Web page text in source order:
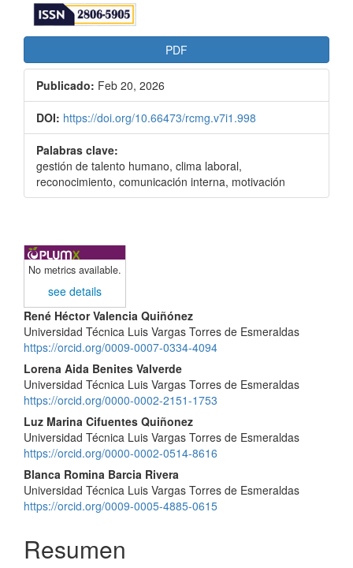
PDF
Publicado: Feb 20, 2026
DOI: https://doi.org/10.66473/rcmg.v7i1.998
Palabras clave:
gestión de talento humano, clima laboral,
reconocimiento, comunicación interna, motivación
No metrics available.
see details
Contenido
principal
del
artículo
René Héctor Valencia Quiñónez
Universidad Técnica Luis Vargas Torres de Esmeraldas
https://orcid.org/0009-0007-0334-4094
Lorena Aida Benites Valverde
Universidad Técnica Luis Vargas Torres de Esmeraldas
https://orcid.org/0000-0002-2151-1753
Luz Marina Cifuentes Quiñonez
Universidad Técnica Luis Vargas Torres de Esmeraldas
https://orcid.org/0000-0002-0514-8616
Blanca Romina Barcia Rivera
Universidad Técnica Luis Vargas Torres de Esmeraldas
https://orcid.org/0009-0005-4885-0615
Resumen